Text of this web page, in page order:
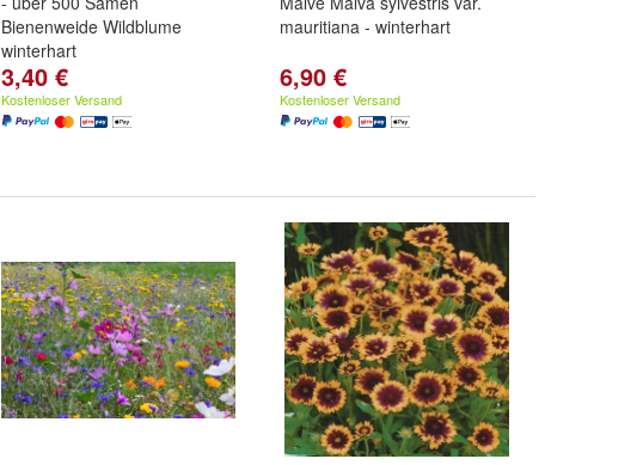
Bienenweide Wildblume
winterhart
3,40 €
Kostenloser Versand
mauritiana - winterhart
6,90 €
Kostenloser Versand